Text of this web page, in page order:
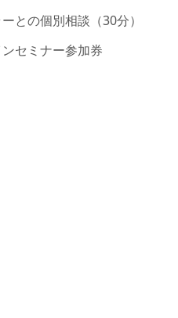
との個別相談（30分）
セミナー参加券